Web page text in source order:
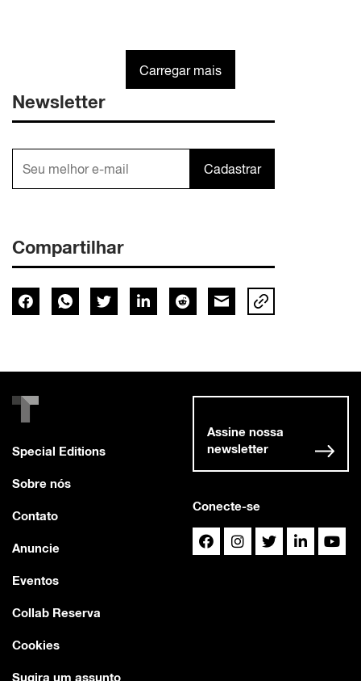
Carregar mais
Newsletter
Cadastrar
Compartilhar
Special Editions
Sobre nós
Contato
Anuncie
Eventos
Collab Reserva
Cookies
Sugira um assunto
Conecte-se
Assine nossa
newsletter